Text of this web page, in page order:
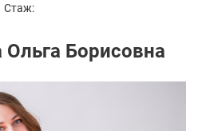
Стаж:
Борисовна